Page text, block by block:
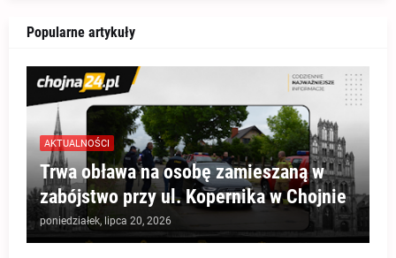
Popularne artykuły
AKTUALNOŚCI
Trwa obława na osobę zamieszaną w
zabójstwo przy ul. Kopernika w Chojnie
poniedziałek, lipca 20, 2026